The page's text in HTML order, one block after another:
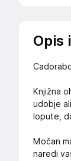
Opis
Knjižna
udobje
lopute,
Močan
naredi